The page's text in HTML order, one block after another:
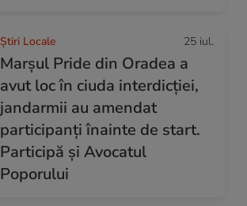
Știri Locale 25 iul.
Marșul Pride din Oradea a
avut loc în ciuda interdicției,
jandarmii au amendat
participanți înainte de start.
Participă și Avocatul
Poporului